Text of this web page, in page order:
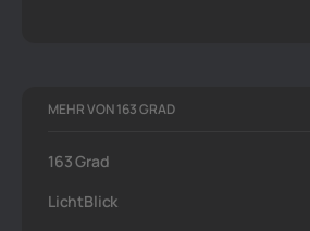
MEHR VON 163 GRAD
163 Grad
LichtBlick